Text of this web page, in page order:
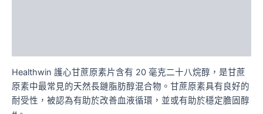
Healthwin 護心甘蔗原素片含有 20 毫克二十八烷醇，是甘蔗
原素中最常見的天然長鏈脂肪醇混合物。甘蔗原素具有良好的
耐受性，被認為有助於改善血液循環，並或有助於穩定膽固醇